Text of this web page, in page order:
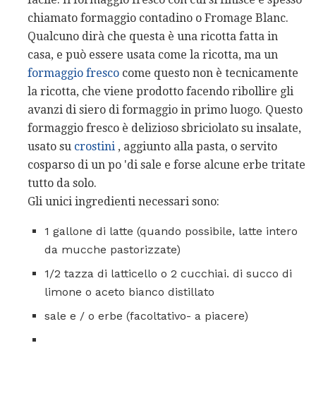
chiamato formaggio contadino o Fromage Blanc.
Qualcuno dirà che questa è una ricotta fatta in
casa, e può essere usata come la ricotta, ma un
formaggio fresco come questo non è tecnicamente
la ricotta, che viene prodotto facendo ribollire gli
avanzi di siero di formaggio in primo luogo. Questo
formaggio fresco è delizioso sbriciolato su insalate,
usato su crostini , aggiunto alla pasta, o servito
cosparso di un po 'di sale e forse alcune erbe tritate
tutto da solo.
Gli unici ingredienti necessari sono:
1 gallone di latte (quando possibile, latte intero
da mucche pastorizzate)
1/2 tazza di latticello o 2 cucchiai. di succo di
limone o aceto bianco distillato
sale e / o erbe (facoltativo- a piacere)